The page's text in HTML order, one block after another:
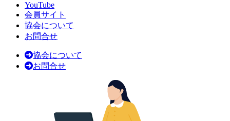
YouTube
会員サイト
協会について
お問合せ
協会について
お問合せ